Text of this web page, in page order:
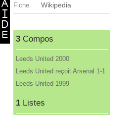
Fiche Wikipedia
3Compos
Leeds United 2000
Leeds United reçoit Arsenal 1-1
Leeds United 1999
1Listes